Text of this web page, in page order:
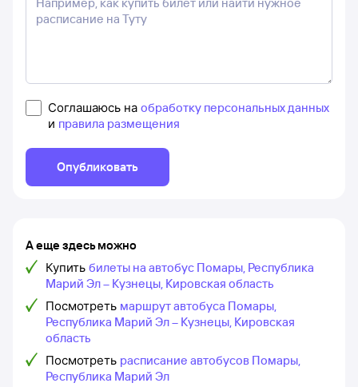
Соглашаюсь на обработку персональных данных
и правила размещения
Опубликовать
А еще здесь можно
Купить билеты на автобус Помары, Республика
Марий Эл – Кузнецы, Кировская область
Посмотреть маршрут автобуса Помары,
Республика Марий Эл – Кузнецы, Кировская
область
Посмотреть расписание автобусов Помары,
Республика Марий Эл